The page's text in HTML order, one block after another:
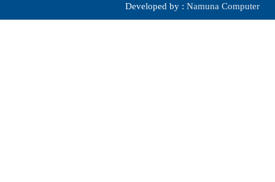
Developed by : Namuna Computer